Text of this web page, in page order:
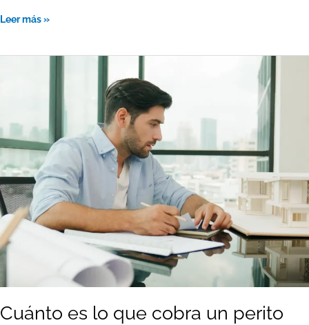
Leer más »
Cuánto es lo que cobra un perito
cobra
un
perito
tasador
inmobiliario
en
Chile